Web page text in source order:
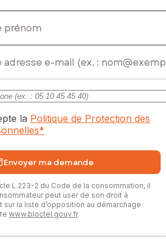
la Politique de Protection des
*
Envoyer ma demande
L.223-2 du Code de la consommation, il
peut user de son droit à
sur la liste d’opposition au démarchage
www.bloctel.gouv.fr.